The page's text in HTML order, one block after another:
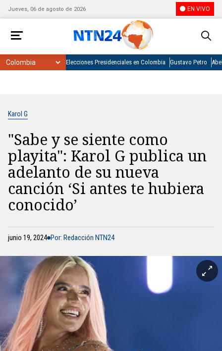
Jueves, 06 de agosto de 2026 EN VIVO
Elecciones Presidenciales en Colombia Gustavo Petro
Karol G
"Sabe y se siente como
playita": Karol G publica un
adelanto de su nueva
canción ‘Si antes te hubiera
conocido’
junio 19, 2024 Por: Redacción NTN24